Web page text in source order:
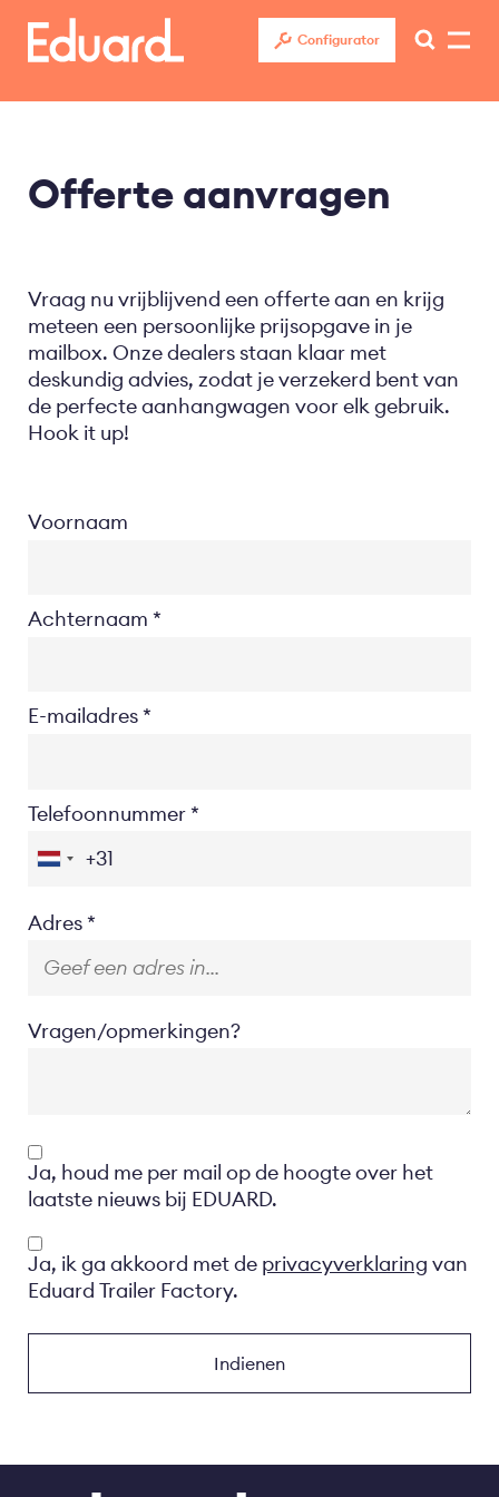
Overslaan
naar
Configurator
Offerte aanvragen
Vraag nu vrijblijvend een offerte aan en krijg
meteen een persoonlijke prijsopgave in je
mailbox. Onze dealers staan klaar met
deskundig advies, zodat je verzekerd bent van
de perfecte aanhangwagen voor elk gebruik.
Hook it up!
Voornaam
Achternaam
E-mailadres
Telefoonnummer
Location
Adres
Vragen/opmerkingen?
Opt-
in
Ja, houd me per mail op de hoogte over het
laatste nieuws bij EDUARD.
Privacyverklaring
Ja, ik ga akkoord met de privacyverklaring van
Eduard Trailer Factory.